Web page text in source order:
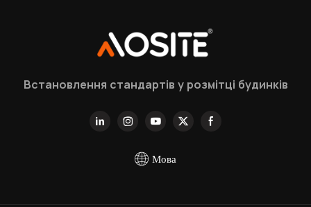
Встановлення стандартів у розмітці будинків
Мова